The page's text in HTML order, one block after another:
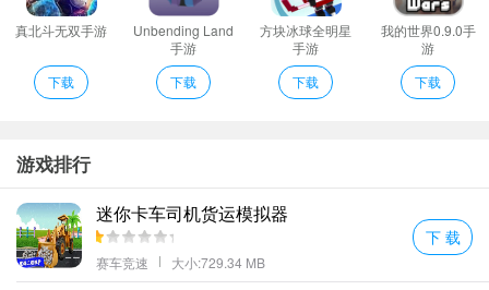
较为刺激的未来战警模拟成为战警去保护城市的安全。
不断解锁更多热血对战会给你带来更刺激的机甲对战让你玩法更加
丰富。
击败邪恶的反派敌人成功从它们的手中保卫城市吧。
面对不同的竞争对手你需要更强大才能赢得更多。
大量的拯救任务等你来挑战顺利完成各项任务之后还可以获得非常
丰富的奖励。
玩家控制变形机甲骑士使用连招技能跟对手战斗酷炫的特效和极致
的效果很棒。
真北斗无双手游
下载
Unbending Land
手游
下载
方块冰球全明星
手游
下载
我的世界0.9.0手
游
下载
游戏排行
迷你卡车司机货运模拟器
赛车竞速 大小:729.34 MB
下 载